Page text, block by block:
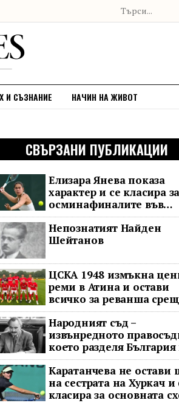
И СЪЗНАНИЕ НАЧИН НА ЖИВОТ
СВЪРЗАНИ ПУБЛИКАЦИИ
Елизара Янева показа
характер и се класира за
осминафиналите във
Варшава след
обрат
Непознатият Найден
Шейтанов
ЦСКА 1948 измъкна
реми в Атина и остави
всичко за реванша
Панатинайкос
Народният съд –
извънредното
което разделя България
днес
Каратанчева не остави
на сестрата на Хуркач и
класира за основната